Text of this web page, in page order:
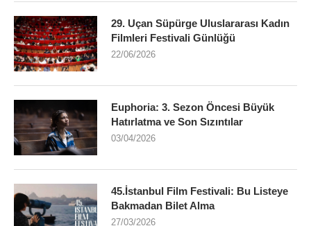
29. Uçan Süpürge Uluslararası Kadın
Filmleri Festivali Günlüğü
22/06/2026
Euphoria: 3. Sezon Öncesi Büyük
Hatırlatma ve Son Sızıntılar
03/04/2026
45.İstanbul Film Festivali: Bu Listeye
Bakmadan Bilet Alma
27/03/2026